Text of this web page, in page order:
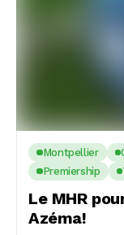
Montpellier
Premiership
Le MHR
Azéma!